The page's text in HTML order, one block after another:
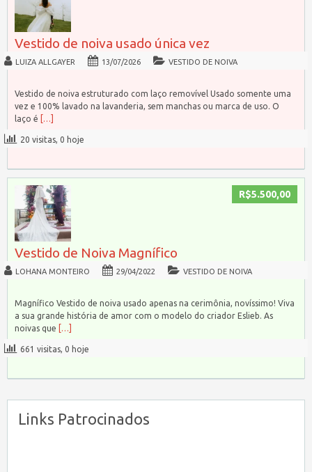
Vestido de noiva usado única vez
LUIZA ALLGAYER 13/07/2026 VESTIDO DE NOIVA
Vestido de noiva estruturado com laço removível Usado somente uma
vez e 100% lavado na lavanderia, sem manchas ou marca de uso. O
laço é
[…]
20 visitas, 0 hoje
R$5.500,00
Vestido de Noiva Magnífico
LOHANA MONTEIRO 29/04/2022 VESTIDO DE NOIVA
Magnífico Vestido de noiva usado apenas na cerimônia, novíssimo! Viva
a sua grande história de amor com o modelo do criador Eslieb. As
noivas que
[…]
661 visitas, 0 hoje
Links Patrocinados